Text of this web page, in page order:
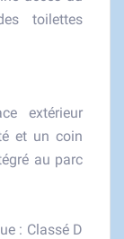
toilettes
extérieur
et un coin
au parc
: Classé D